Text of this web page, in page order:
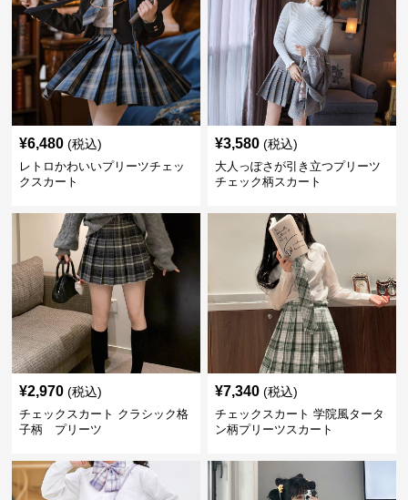
¥6,480 (税込)
レトロかわいいプリーツチェッ
クスカート
¥3,580 (税込)
大人っぽさが引き立つプリーツ
チェック柄スカート
¥2,970 (税込)
チェックスカート クラシック格
子柄 プリーツ
¥7,340 (税込)
チェックスカート 学院風タータ
ン柄プリーツスカート